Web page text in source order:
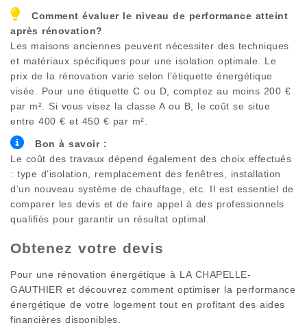
Comment évaluer le niveau de performance atteint
après rénovation?
Les maisons anciennes peuvent nécessiter des techniques
et matériaux spécifiques pour une isolation optimale. Le
prix de la rénovation varie selon l’étiquette énergétique
visée. Pour une étiquette C ou D, comptez au moins 200 €
par m². Si vous visez la classe A ou B, le coût se situe
entre 400 € et 450 € par m².
Bon à savoir :
Le coût des travaux dépend également des choix effectués
: type d’isolation, remplacement des fenêtres, installation
d’un nouveau système de chauffage, etc. Il est essentiel de
comparer les devis et de faire appel à des professionnels
qualifiés pour garantir un résultat optimal.
Obtenez votre devis
Pour une rénovation énergétique à LA CHAPELLE-
GAUTHIER et découvrez comment optimiser la performance
énergétique de votre logement tout en profitant des aides
financières disponibles.